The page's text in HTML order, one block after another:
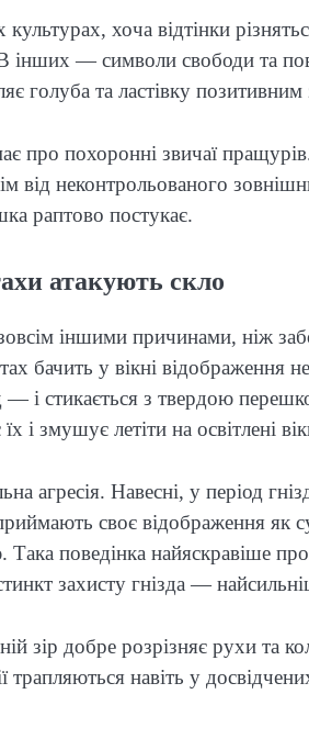
хоча відтінки
інших — символи свободи та
голуба та ластівку
про похоронні звичаї
неконтрольованого
раптово постукає.
атакують скло
іншими причинами, ніж
бачить у вікні відображення
і стикається з твердою
і змушує летіти на освітлені
Навесні, у період
своє відображення як
поведінка найяскравіше
захисту гнізда —
зір добре розрізняє рухи та
трапляються навіть у